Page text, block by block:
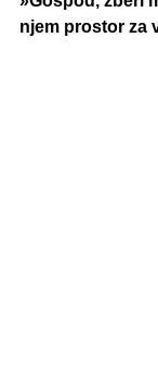
njem prostor za